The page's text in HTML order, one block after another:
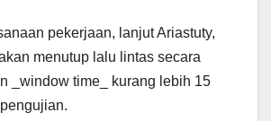
pekerjaan, lanjut Ariastuty,
menutup lalu lintas secara
_window time_ kurang lebih 15